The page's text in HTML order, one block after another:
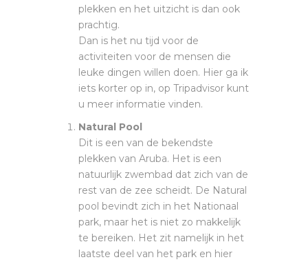
plekken en het uitzicht is dan ook
prachtig.
Dan is het nu tijd voor de
activiteiten voor de mensen die
leuke dingen willen doen. Hier ga ik
iets korter op in, op Tripadvisor kunt
u meer informatie vinden.
Natural Pool
Dit is een van de bekendste
plekken van Aruba. Het is een
natuurlijk zwembad dat zich van de
rest van de zee scheidt. De Natural
pool bevindt zich in het Nationaal
park, maar het is niet zo makkelijk
te bereiken. Het zit namelijk in het
laatste deel van het park en hier